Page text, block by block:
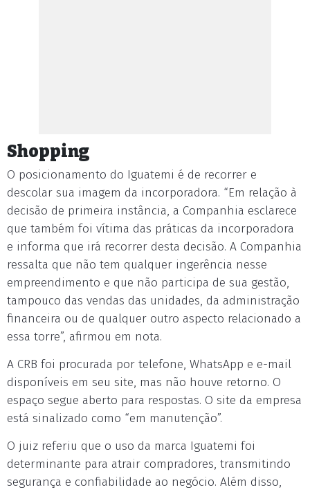
Shopping
O posicionamento do Iguatemi é de recorrer e
descolar sua imagem da incorporadora. “Em relação à
decisão de primeira instância, a Companhia esclarece
que também foi vítima das práticas da incorporadora
e informa que irá recorrer desta decisão. A Companhia
ressalta que não tem qualquer ingerência nesse
empreendimento e que não participa de sua gestão,
tampouco das vendas das unidades, da administração
financeira ou de qualquer outro aspecto relacionado a
essa torre”, afirmou em nota.
A CRB foi procurada por telefone, WhatsApp e e-mail
disponíveis em seu site, mas não houve retorno. O
espaço segue aberto para respostas. O site da empresa
está sinalizado como “em manutenção”.
O juiz referiu que o uso da marca Iguatemi foi
determinante para atrair compradores, transmitindo
segurança e confiabilidade ao negócio. Além disso,